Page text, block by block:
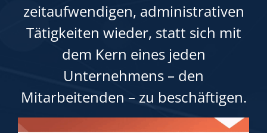
zeitaufwendigen, administrativen
Tätigkeiten wieder, statt sich mit
dem Kern eines jeden
Unternehmens – den
Mitarbeitenden – zu beschäftigen.